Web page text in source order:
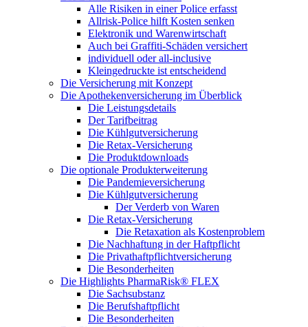
Alle Risiken in einer Police erfasst
Allrisk-Police hilft Kosten senken
Elektronik und Warenwirtschaft
Auch bei Graffiti-Schäden versichert
individuell oder all-inclusive
Kleingedruckte ist entscheidend
Die Versicherung mit Konzept
Die Apothekenversicherung im Überblick
Die Leistungsdetails
Der Tarifbeitrag
Die Kühlgutversicherung
Die Retax-Versicherung
Die Produktdownloads
Die optionale Produkterweiterung
Die Pandemieversicherung
Die Kühlgutversicherung
Der Verderb von Waren
Die Retax-Versicherung
Die Retaxation als Kostenproblem
Die Nachhaftung in der Haftpflicht
Die Privathaftpflichtversicherung
Die Besonderheiten
Die Highlights PharmaRisk® FLEX
Die Sachsubstanz
Die Berufshaftpflicht
Die Besonderheiten